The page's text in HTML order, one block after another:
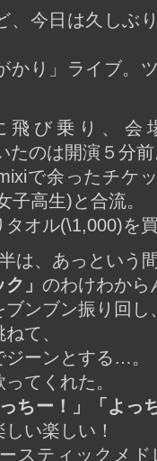
、今日は久しぶ
かり」ライブ。
飛び乗り、会
たのは開演５分
で余ったチケ
子高生)と合流。
オル(\1,000)を
は、あっという
」 のわけわから
ブンブン振り回し
て、
ジーンとする…。
てくれた。
っちー！」「よっ
い楽しい！
スティックメ